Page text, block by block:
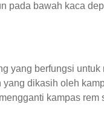
pada bawah kaca
yang berfungsi
dikasih oleh
kampas rem